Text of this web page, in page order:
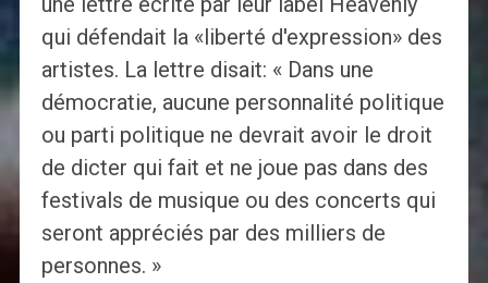
qui défendait la «liberté d'expression» des
artistes. La lettre disait: « Dans une
démocratie, aucune personnalité politique
ou parti politique ne devrait avoir le droit
de dicter qui fait et ne joue pas dans des
festivals de musique ou des concerts qui
seront appréciés par des milliers de
personnes. »